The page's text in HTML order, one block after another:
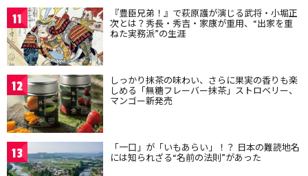
11 『豊臣兄弟！』で萩原護が演じる武将・小堀正
次とは？秀長・秀吉・家康が重用、“出家を重
ねた実務派”の生涯
12 しっかり抹茶の味わい、さらに果実の香りも楽
しめる「無糖フレーバー抹茶」ストロベリー、
マンゴー新発売
13 「一口」が「いもあらい」！？ 日本の難読地名
には知られざる“名前の法則”があった